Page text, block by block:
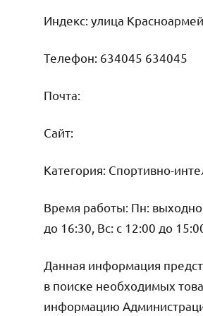
Индекс: улица
Телефон: 634045 634045
Почта:
Cайт:
Категория: Спортивно-
Время работы: Пн:
до 16:30, Вс: с 12:00 до
Данная информация
в поиске необходимых
информацию